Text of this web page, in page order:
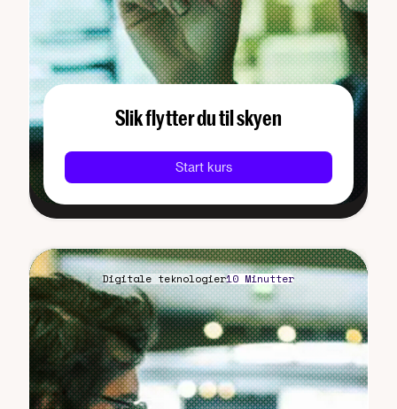
Slik flytter du til skyen
Start kurs
Digitale teknologier10 Minutter